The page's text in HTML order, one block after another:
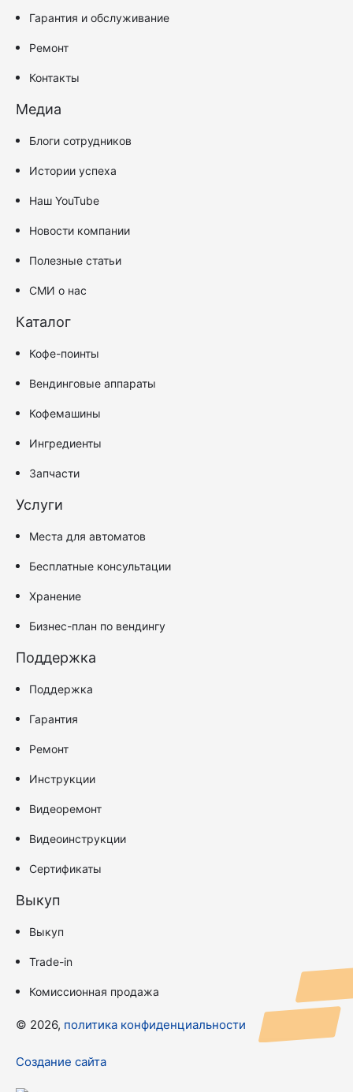
Гарантия и обслуживание
Ремонт
Контакты
Медиа
Блоги сотрудников
Истории успеха
Наш YouTube
Новости компании
Полезные статьи
СМИ о нас
Каталог
Кофе-поинты
Вендинговые аппараты
Кофемашины
Ингредиенты
Запчасти
Услуги
Места для автоматов
Бесплатные консультации
Хранение
Бизнес-план по вендингу
Поддержка
Поддержка
Гарантия
Ремонт
Инструкции
Видеоремонт
Видеоинструкции
Сертификаты
Выкуп
Выкуп
Trade-in
Комиссионная продажа
© 2026, политика конфиденциальности
Создание сайта